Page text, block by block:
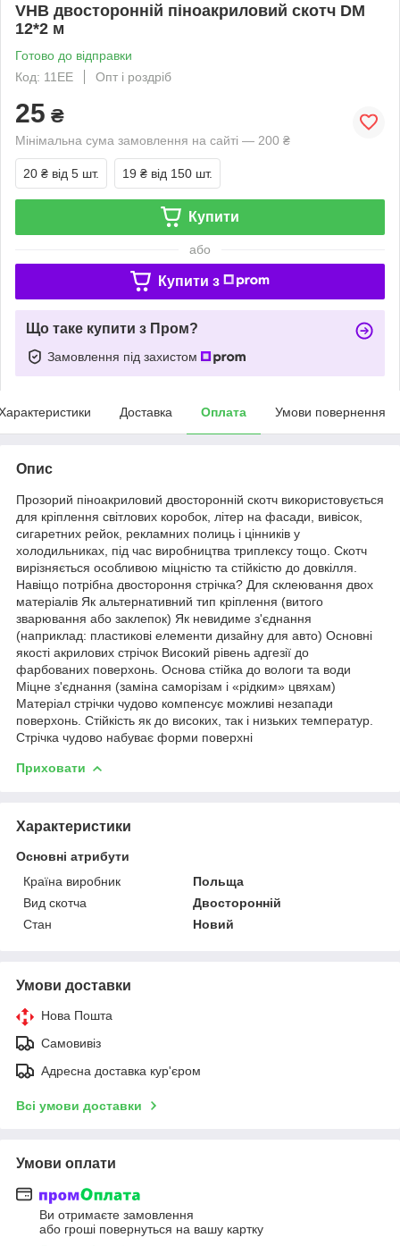
VHB двосторонній піноакриловий скотч DM
12*2 м
Готово до відправки
Код: 11EE
Опт і роздріб
25 ₴
Мінімальна сума замовлення на сайті — 200 ₴
20 ₴ від 5 шт. 19 ₴ від 150 шт.
Купити
або
Купити з
Що таке купити з Пром?
Замовлення під захистом
Доставка Оплата Умови повернення
Опис
Прозорий піноакриловий двосторонній скотч використовується
для кріплення світлових коробок, літер на фасади, вивісок,
сигаретних рейок, рекламних полиць і цінників у
холодильниках, під час виробництва триплексу тощо. Скотч
вирізняється особливою міцністю та стійкістю до довкілля.
Навіщо потрібна двостороння стрічка? Для склеювання двох
матеріалів Як альтернативний тип кріплення (витого
зварювання або заклепок) Як невидиме з'єднання
(наприклад: пластикові елементи дизайну для авто) Основні
якості акрилових стрічок Високий рівень адгезії до
фарбованих поверхонь. Основа стійка до вологи та води
Міцне з'єднання (заміна саморізам і «рідким» цвяхам)
Матеріал стрічки чудово компенсує можливі незапади
поверхонь. Стійкість як до високих, так і низьких температур.
Стрічка чудово набуває форми поверхні
Приховати
Характеристики
Основні атрибути
Країна виробник
Польща
Вид скотча
Двосторонній
Стан
Новий
Умови доставки
Нова Пошта
Самовивіз
Адресна доставка кур'єром
Всі умови доставки
Умови оплати
Ви отримаєте замовлення
або гроші повернуться на вашу картку